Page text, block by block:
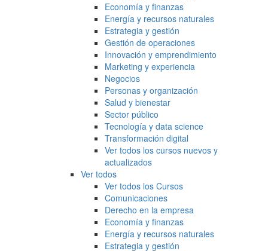
Economía y finanzas
Energía y recursos naturales
Estrategia y gestión
Gestión de operaciones
Innovación y emprendimiento
Marketing y experiencia
Negocios
Personas y organización
Salud y bienestar
Sector público
Tecnología y data science
Transformación digital
Ver todos los cursos nuevos y
actualizados
Ver todos
Ver todos los Cursos
Comunicaciones
Derecho en la empresa
Economía y finanzas
Energía y recursos naturales
Estrategia y gestión